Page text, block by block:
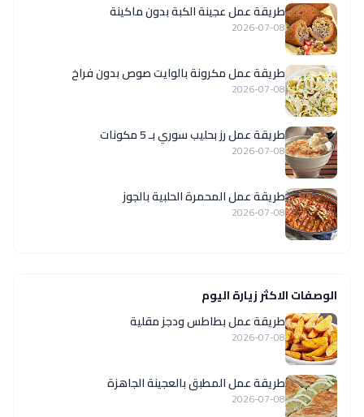
طريقة عمل عجينة الكبة بدون ماكينة
2026-07-08
طريقة عمل مكرونة بالوايت صوص بدون فراخ
2026-07-08
طريقة عمل رز بحليب سوري بـ 5 مكونات
2026-07-08
طريقة عمل المحمرة الحلبية بالجوز
2026-07-08
الوصفات الاكثر زيارة اليوم
طريقة عمل بطاطس ودجز مقلية
2026-07-08
طريقة عمل المطبق بالعجينة الجاهزة
2026-07-08